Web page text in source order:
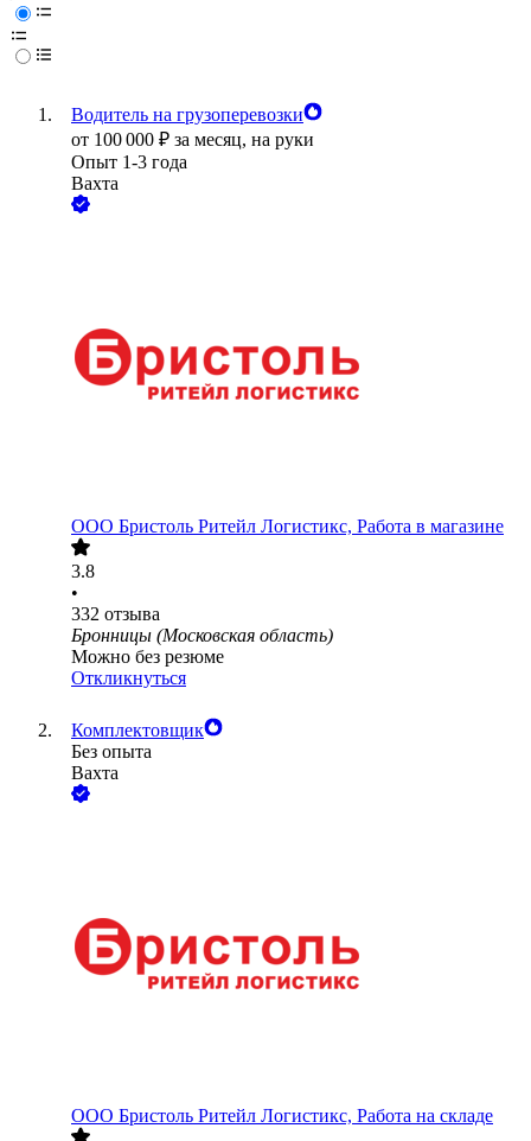
Водитель на грузоперевозки
от 100 000 ₽ за месяц, на руки
Опыт 1-3 года
Вахта
ООО Бристоль Ритейл Логистикс, Работа в магазине
3.8
•
332 отзыва
Бронницы (Московская область)
Можно без резюме
Откликнуться
Комплектовщик
Без опыта
Вахта
ООО Бристоль Ритейл Логистикс, Работа на складе